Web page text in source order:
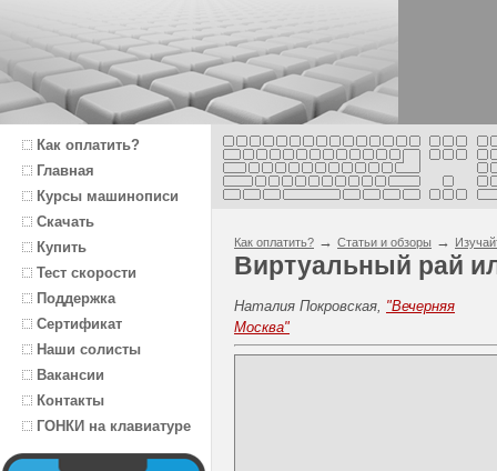
Как оплатить?
Главная
Курсы машинописи
Скачать
Купить
Тест скорости
Поддержка
Сертификат
Наши солисты
Вакансии
Контакты
ГОНКИ на клавиатуре
Как оплатить? → Статьи и обзоры →
Виртуальный рай
Наталия Покровская, "Вечерняя
Москва"